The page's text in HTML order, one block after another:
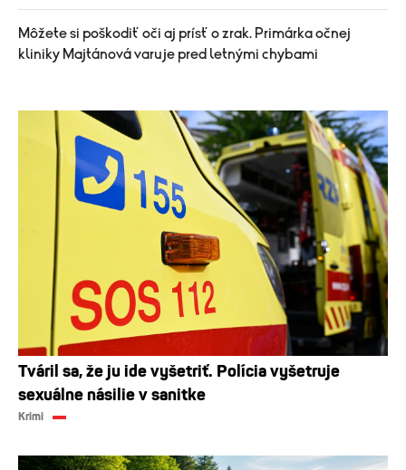
Môžete si poškodiť oči aj prísť o zrak. Primárka očnej
kliniky Majtánová varuje pred letnými chybami
Tváril sa, že ju ide vyšetriť. Polícia vyšetruje
sexuálne násilie v sanitke
Krimi